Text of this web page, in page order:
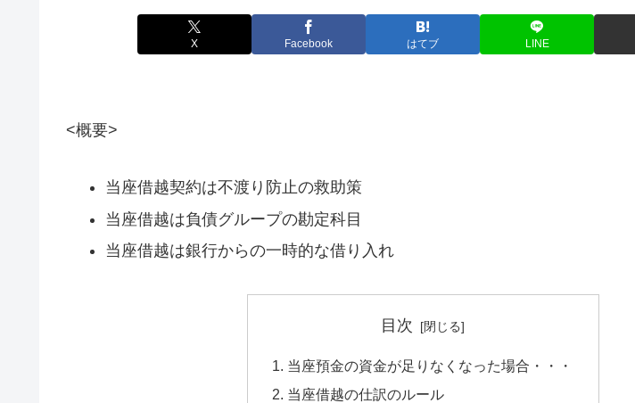
X Facebook はてブ LINE
<概要>
当座借越契約は不渡り防止の救助策
当座借越は負債グループの勘定科目
当座借越は銀行からの一時的な借り入れ
目次
当座預金の資金が足りなくなった場合・・・
当座借越の仕訳のルール